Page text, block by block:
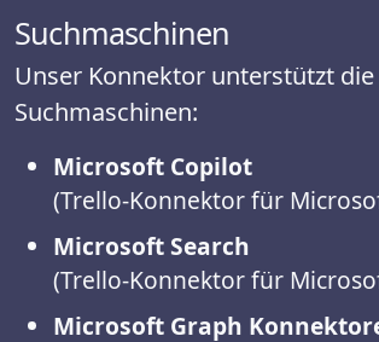
Suchmaschinen
Unser Konnektor unterstützt
Suchmaschinen:
Microsoft Copilot
(Trello-Konnektor für
Microsoft Search
(Trello-Konnektor für
Microsoft Graph